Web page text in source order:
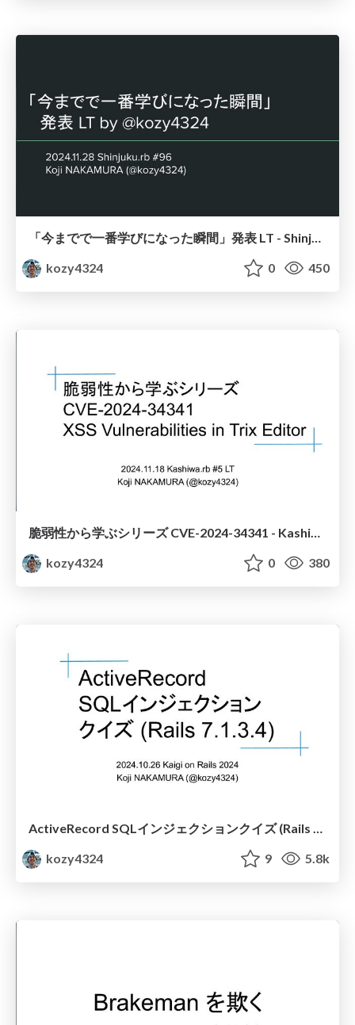
「今までで一番学びになった瞬間」発表 LT - Shinjuku.rb #96
kozy4324
0 450
脆弱性から学ぶシリーズ CVE-2024-34341 - Kashiwa.rb #5 LT
kozy4324
0 380
kozy4324
9 5.8k